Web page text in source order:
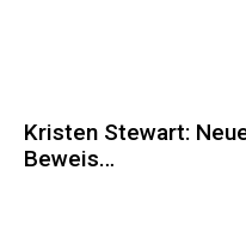
Kristen Stewart:
Beweis…